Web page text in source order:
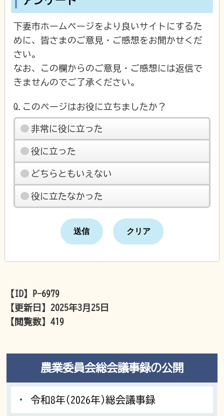
下妻市ホームページをより良いサイトにするた
めに、皆さまのご意見・ご感想をお聞かせくだ
さい。
なお、この欄からのご意見・ご感想には返信で
きませんのでご了承ください。
Q.このページはお役に立ちましたか？
非常に役に立った
役に立った
どちらともいえない
役に立たなかった
【ID】
P-6979
【更新日】 2025年3月25日
【閲覧数】419
農業委員会総会議事録の公開
令和8年(2026年)総会議事録